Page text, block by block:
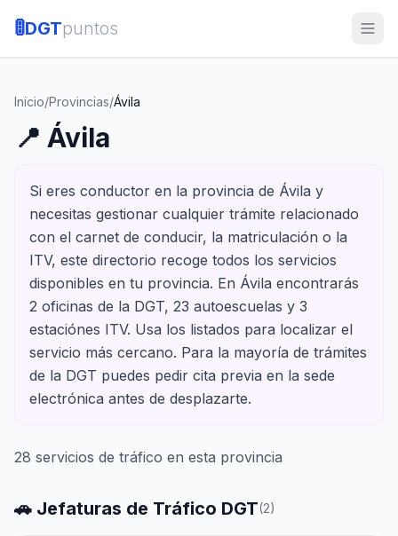
🚦DGTpuntos
Inicio/Provincias/Ávila
📍 Ávila
Si eres conductor en la provincia de Ávila y
necesitas gestionar cualquier trámite relacionado
con el carnet de conducir, la matriculación o la
ITV, este directorio recoge todos los servicios
disponibles en tu provincia. En Ávila encontrarás
2 oficinas de la DGT, 23 autoescuelas y 3
estaciónes ITV. Usa los listados para localizar el
servicio más cercano. Para la mayoría de trámites
de la DGT puedes pedir cita previa en la sede
electrónica antes de desplazarte.
28 servicios de tráfico en esta provincia
🚗 Jefaturas de Tráfico DGT(2)